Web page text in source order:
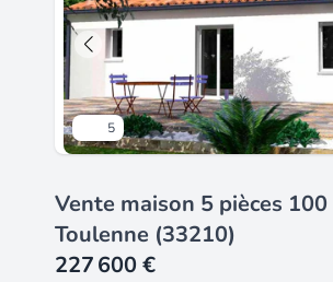
5
Vente maison 5 pièces 100
Toulenne (33210)
227 600 €